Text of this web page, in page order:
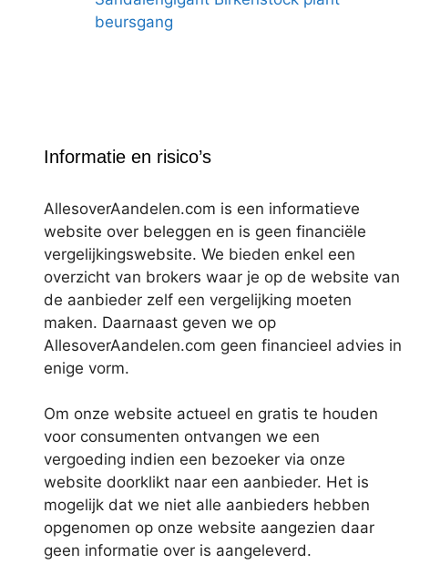
beursgang
Informatie en risico’s
AllesoverAandelen.com is een informatieve
website over beleggen en is geen financiële
vergelijkingswebsite. We bieden enkel een
overzicht van brokers waar je op de website van
de aanbieder zelf een vergelijking moeten
maken. Daarnaast geven we op
AllesoverAandelen.com geen financieel advies in
enige vorm.
Om onze website actueel en gratis te houden
voor consumenten ontvangen we een
vergoeding indien een bezoeker via onze
website doorklikt naar een aanbieder. Het is
mogelijk dat we niet alle aanbieders hebben
opgenomen op onze website aangezien daar
geen informatie over is aangeleverd.